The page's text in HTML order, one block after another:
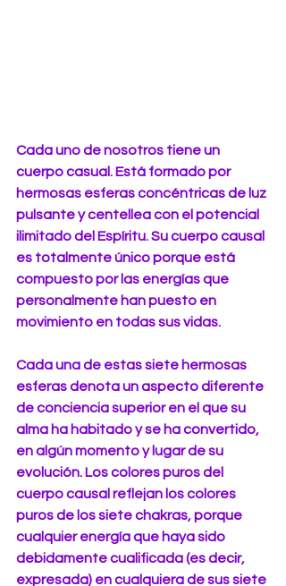
Cada uno de nosotros tiene un
cuerpo casual. Está formado por
hermosas esferas concéntricas de luz
pulsante y centellea con el potencial
ilimitado del Espíritu. Su cuerpo causal
es totalmente único porque está
compuesto por las energías que
personalmente han puesto en
movimiento en todas sus vidas.
Cada una de estas siete hermosas
esferas denota un aspecto diferente
de conciencia superior en el que su
alma ha habitado y se ha convertido,
en algún momento y lugar de su
evolución. Los colores puros del
cuerpo causal reflejan los colores
puros de los siete chakras, porque
cualquier energía que haya sido
debidamente cualificada (es decir,
expresada) en cualquiera de sus siete